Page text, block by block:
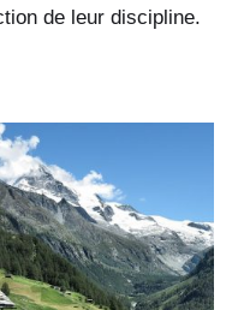
de leur discipline.